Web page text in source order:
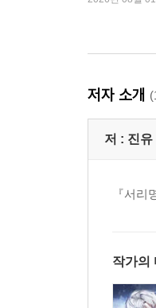
저자 소개
저 : 진유
『서
작가의